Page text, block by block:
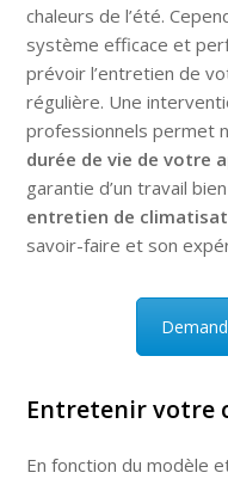
chaleurs de l’été.
système efficace et
prévoir l’entretien de
régulière. Une
professionnels permet
durée de vie de votre
garantie d’un travail
entretien de
savoir-faire et son
Entretenir votre
En fonction du modèle